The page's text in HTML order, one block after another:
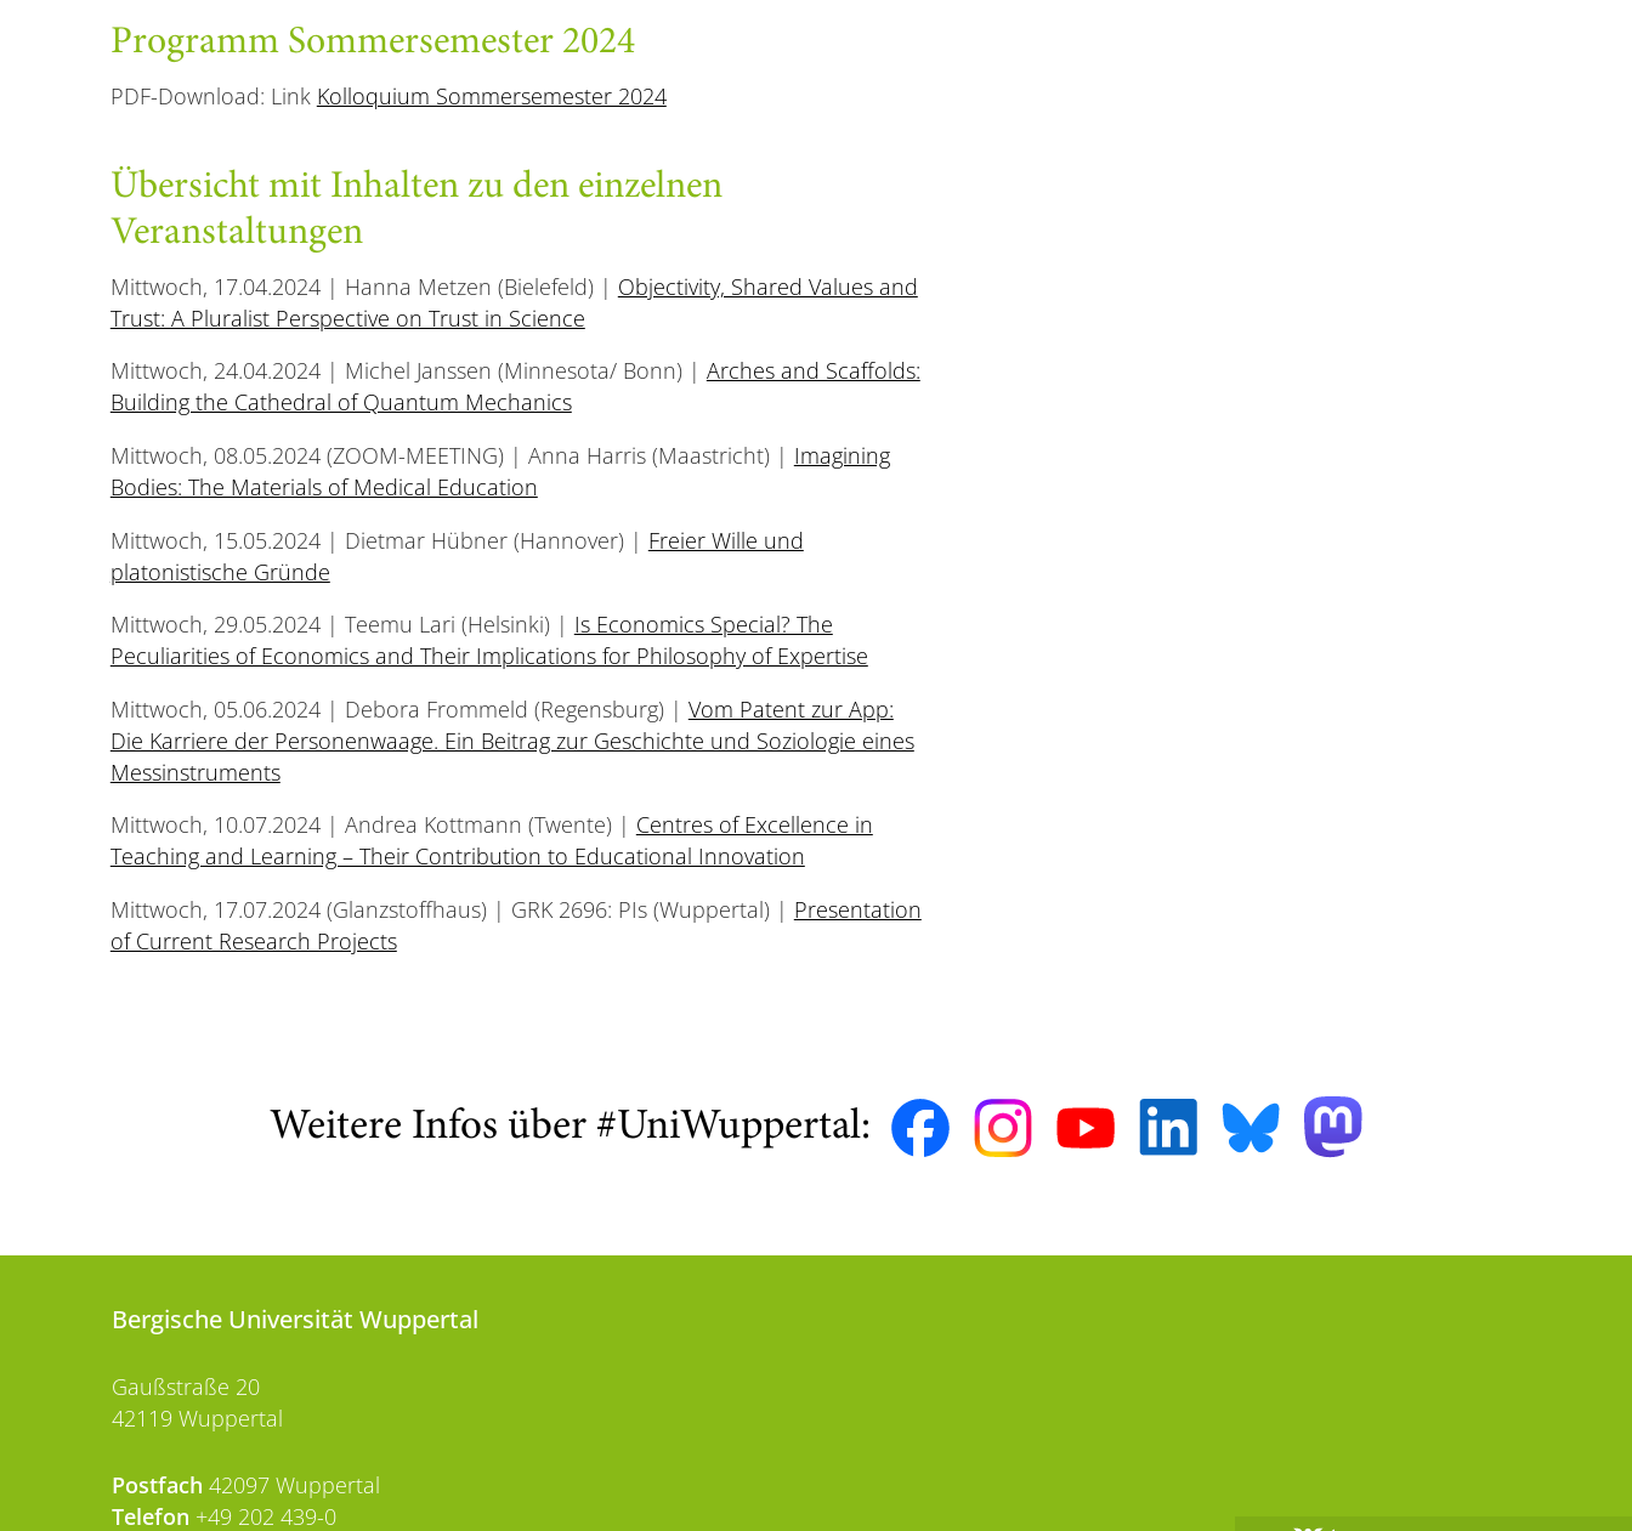
Programm Sommersemester 2024
PDF-Download: Link Kolloquium Sommersemester 2024
Übersicht mit Inhalten zu den einzelnen
Veranstaltungen
Mittwoch, 17.04.2024 | Hanna Metzen (Bielefeld) | Objectivity, Shared Values and
Trust: A Pluralist Perspective on Trust in Science
Mittwoch, 24.04.2024 | Michel Janssen (Minnesota/ Bonn) | Arches and Scaffolds:
Building the Cathedral of Quantum Mechanics
Mittwoch, 08.05.2024 (ZOOM-MEETING) | Anna Harris (Maastricht) | Imagining
Bodies: The Materials of Medical Education
Mittwoch, 15.05.2024 | Dietmar Hübner (Hannover) | Freier Wille und
platonistische Gründe
Mittwoch, 29.05.2024 | Teemu Lari (Helsinki) | Is Economics Special? The
Peculiarities of Economics and Their Implications for Philosophy of Expertise
Mittwoch, 05.06.2024 | Debora Frommeld (Regensburg) | Vom Patent zur App:
Die Karriere der Personenwaage. Ein Beitrag zur Geschichte und Soziologie eines
Messinstruments
Mittwoch, 10.07.2024 | Andrea Kottmann (Twente) | Centres of Excellence in
Teaching and Learning – Their Contribution to Educational Innovation
Mittwoch, 17.07.2024 (Glanzstoffhaus) | GRK 2696: PIs (Wuppertal) | Presentation
of Current Research Projects
Weitere Infos über #UniWuppertal:
Bergische Universität Wuppertal
Gaußstraße 20
42119 Wuppertal
Postfach 42097 Wuppertal
Telefon +49 202 439-0